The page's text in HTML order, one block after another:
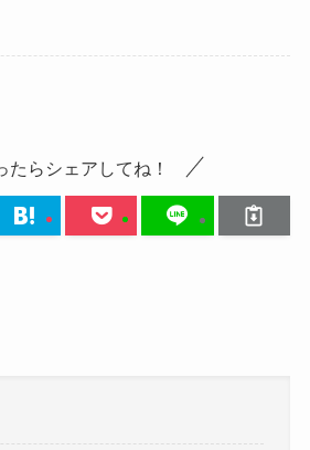
たらシェアしてね！